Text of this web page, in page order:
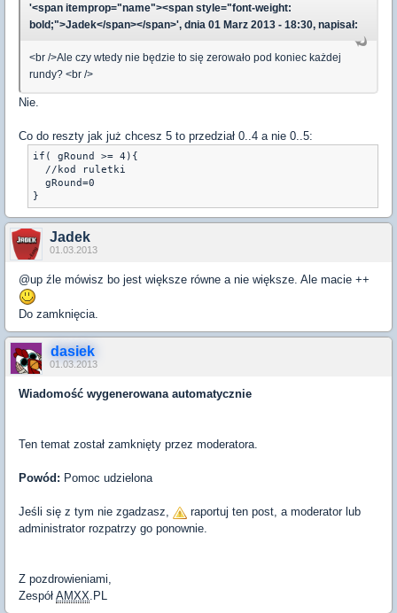
'<span itemprop="name"><span style="font-weight:
bold;">Jadek</span></span>', dnia 01 Marz 2013 - 18:30, napisał:
<br />Ale czy wtedy nie będzie to się zerowało pod koniec każdej
rundy? <br />
Nie.
Co do reszty jak już chcesz 5 to przedział 0..4 a nie 0..5:
if( gRound >= 4){
  //kod ruletki
  gRound=0
Jadek
01.03.2013
@up źle mówisz bo jest większe równe a nie większe. Ale macie ++
Do zamknięcia.
dasiek
01.03.2013
Wiadomość wygenerowana automatycznie
Ten temat został zamknięty przez moderatora.
Powód: Pomoc udzielona
Jeśli się z tym nie zgadzasz,
raportuj ten post, a moderator lub
administrator rozpatrzy go ponownie.
Z pozdrowieniami,
Zespół AMXX.PL